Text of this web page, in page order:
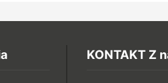
KONTAKT Z